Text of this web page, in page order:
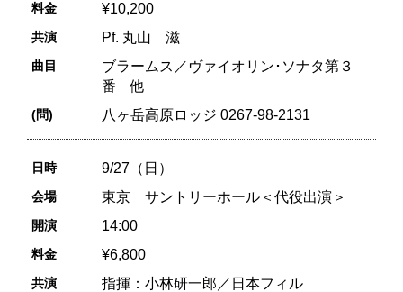
料金 ¥10,200
共演 Pf. 丸山 滋
曲目
ブラームス／ヴァイオリン･ソナタ第３
番 他
(問) 八ヶ岳高原ロッジ 0267-98-2131
日時 9/27（日）
会場 東京 サントリーホール＜代役出演＞
開演 14:00
料金 ¥6,800
共演 指揮：小林研一郎／日本フィル